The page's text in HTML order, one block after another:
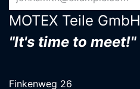
MOTEX Teile G​mbH
"It's time to meet!"
Finkenweg 26